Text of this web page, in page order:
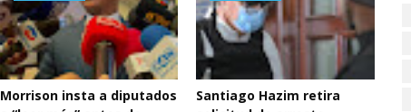
Morrison insta a diputados
Santiago Hazim retira